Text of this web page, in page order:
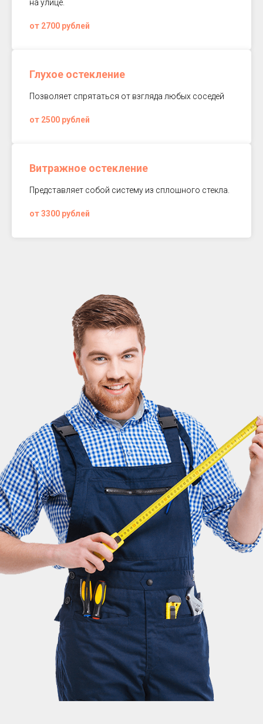
на улице.
от 2700 рублей
Глухое остекление
Позволяет спрятаться от взгляда любых соседей
от 2500 рублей
Витражное остекление
Представляет собой систему из сплошного стекла.
от 3300 рублей